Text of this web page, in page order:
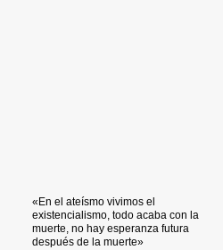
«En el ateísmo vivimos el
existencialismo, todo acaba con la
muerte, no hay esperanza futura
después de la muerte»